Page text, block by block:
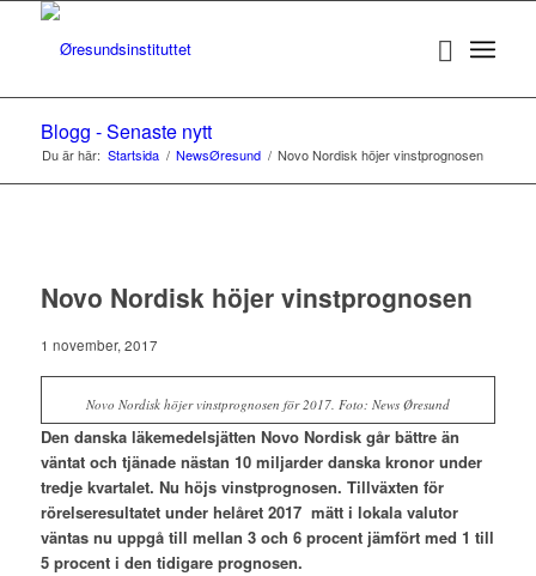
Blogg - Senaste nytt
Du är här: Startsida / NewsØresund / Novo Nordisk höjer vinstprognosen
Novo Nordisk höjer vinstprognosen
1 november, 2017
Novo Nordisk höjer vinstprognosen för 2017. Foto: News Øresund
Den danska läkemedelsjätten Novo Nordisk går bättre än
väntat och tjänade nästan 10 miljarder danska kronor under
tredje kvartalet. Nu höjs vinstprognosen. Tillväxten för
rörelseresultatet under helåret 2017 mätt i lokala valutor
väntas nu uppgå till mellan 3 och 6 procent jämfört med 1 till
5 procent i den tidigare prognosen.